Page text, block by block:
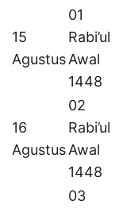
15
Agustus
01
Rabi’ul
Awal
1448
16
Agustus
02
Rabi’ul
Awal
1448
03